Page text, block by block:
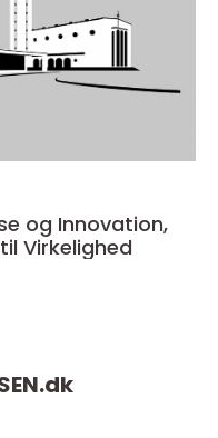
og Innovation,
Virkelighed
dk